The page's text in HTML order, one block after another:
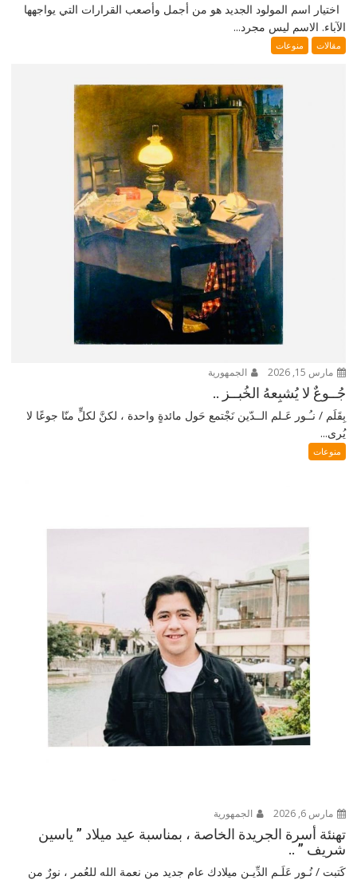
اختيار اسم المولود الجديد هو من أجمل وأصعب القرارات التي يواجهها
الآباء. الاسم ليس مجرد...
مقالات منوعات
مارس 15, 2026 الجمهورية
جُــوعٌ لا يُشبِعهُ الخُبــز ..
بِقَلَم / نـُـور عَـلم الــدّين نَجْتمع حَول مائدةٍ واحدة ، لكنَّ لكلٍّ منّا جوعًا لا
يُرى...
منوعات
مارس 6, 2026 الجمهورية
تهنئة أسرة الجريدة الخاصة ، بمناسبة عيد ميلاد ” ياسين
شريف ” ..
كَتبت / نُـور عَلَـم الدِّيـن ميلادك عام جديد من نعمة الله للعُمر ، نورٌ من